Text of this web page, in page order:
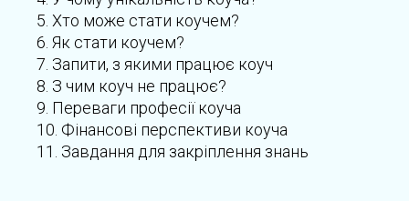
5. Хто може стати коучем?
6. Як стати коучем?
7. Запити, з якими працює коуч
8. З чим коуч не працює?
9. Переваги професії коуча
10. Фінансові перспективи коуча
11. Завдання для закріплення знань